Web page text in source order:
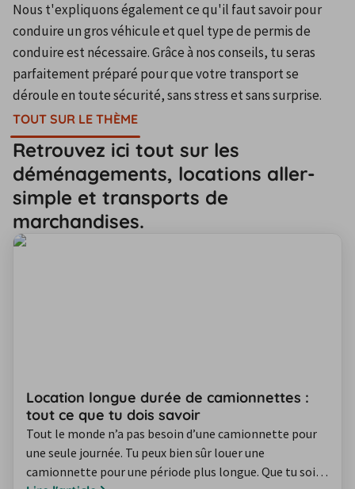
Nous t'expliquons également ce qu'il faut savoir pour
conduire un gros véhicule et quel type de permis de
conduire est nécessaire. Grâce à nos conseils, tu seras
parfaitement préparé pour que votre transport se
déroule en toute sécurité, sans stress et sans surprise.
TOUT SUR LE THÈME
Retrouvez ici tout sur les
déménagements, locations aller-
simple et transports de
marchandises.
Location longue durée de camionnettes :
tout ce que tu dois savoir
Tout le monde n’a pas besoin d’une camionnette pour
une seule journée. Tu peux bien sûr louer une
camionnette pour une période plus longue. Que tu sois